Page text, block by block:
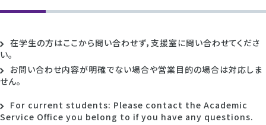
在学生の方はここから問い合わせず，支援室に問い合わせてくださ
い。
お問い合わせ内容が明確でない場合や営業目的の場合は対応しま
せん。
For current students: Please contact the Academic
Service Office you belong to if you have any questions.